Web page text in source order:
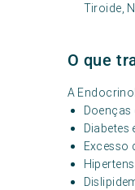
Tiroide,
O que
A
Excesso